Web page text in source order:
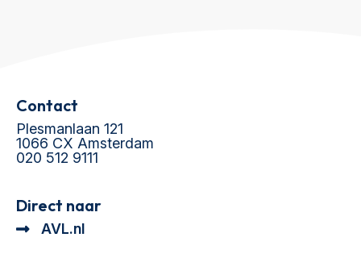
Contact
Plesmanlaan 121
1066 CX Amsterdam
020 512 9111
Direct naar
AVL.nl